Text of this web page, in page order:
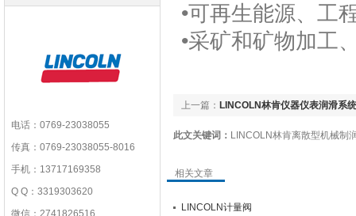
电话：0769-23038055
传真：0769-23038055-8016
手机：13717169358
Q Q：3319303620
微信：2741826516
•可再生能源、工
•采矿和矿物加工
上一篇： LINCOLN林肯仪器仪表润滑系
此文关键词： LINCOLN林肯离散型机械制
相关文章
LINCOLN计量阀